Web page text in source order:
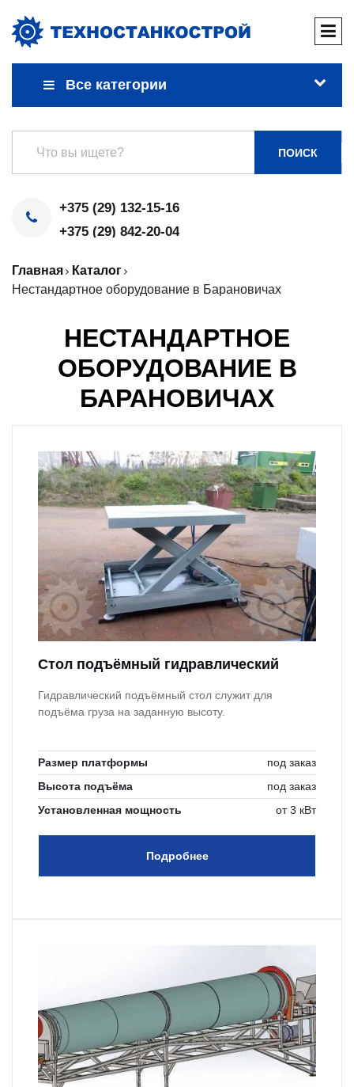
Все категории
ПОИСК
+375 (29) 132-15-16
+375 (29) 842-20-04
Главная
Каталог
Нестандартное оборудование в Барановичах
НЕСТАНДАРТНОЕ
ОБОРУДОВАНИЕ В
БАРАНОВИЧАХ
Стол подъёмный гидравлический
Гидравлический подъёмный стол служит для
подъёма груза на заданную высоту.
Размер платформы
под заказ
Высота подъёма
под заказ
Установленная мощность
от 3 кВт
Подробнее